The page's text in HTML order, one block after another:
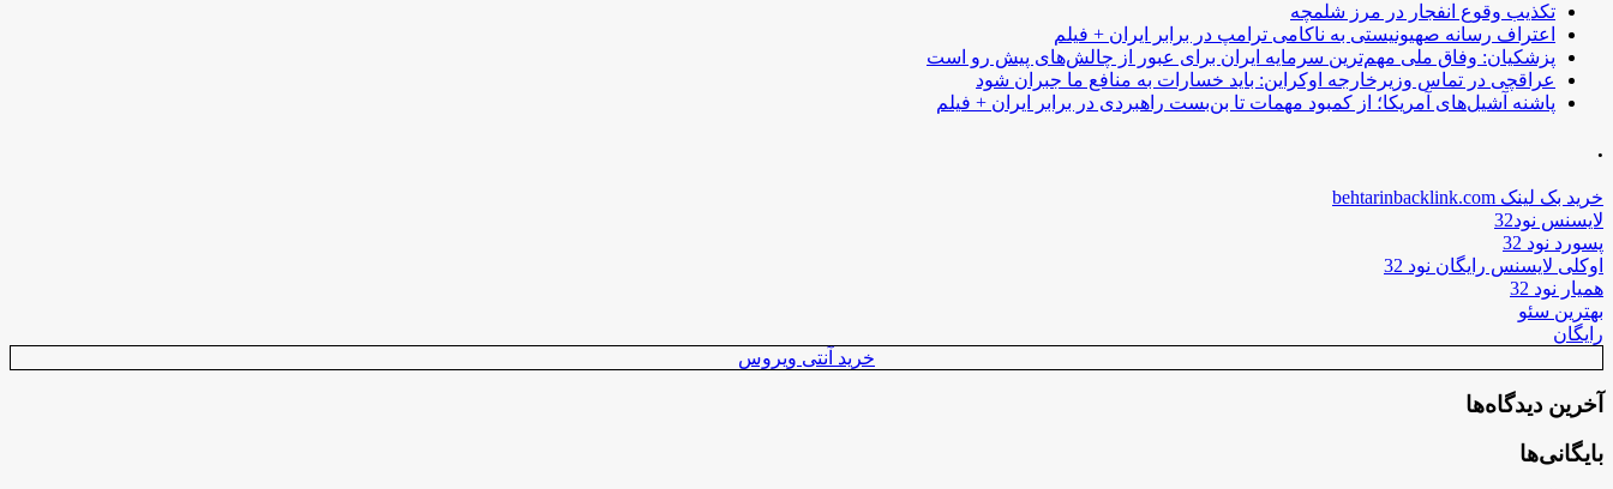
تکذیب وقوع انفجار در مرز شلمچه
اعتراف رسانه صهیونیستی به ناکامی ترامپ در برابر ایران + فیلم
پزشکیان: وفاق ملی مهم‌ترین سرمایه ایران برای عبور از چالش‌های پیش رو است
عراقچی در تماس وزیرخارجه اوکراین: باید خسارات به منافع ما جبران شود
پاشنه آشیل‌های آمریکا؛ از کمبود مهمات تا بن‌بست راهبردی در برابر ایران + فیلم
.
خرید بک لینک behtarinbacklink.com
لایسنس نود32
پسورد نود 32
اوکلی لایسنس رایگان نود 32
همیار نود 32
بهترین سئو
رایگان
خرید آنتی ویروس
آخرین دیدگاه‌ها
بایگانی‌ها